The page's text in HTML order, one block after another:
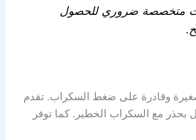
متخصصة ضروري للحصول
وقادرة على ضغط السكراب. تقدم
بحذر مع السكراب الخطير. كما توفر